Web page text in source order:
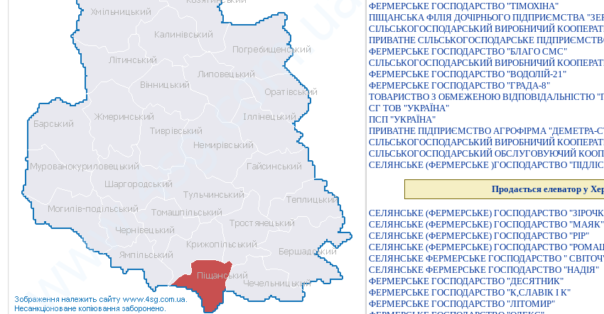
ФЕРМЕРСЬКЕ ГОСПОДАРСТВО "ТIМОХIНА"
ПIЩАНСЬКА ФIЛIЯ ДОЧIРНЬОГО ПIДПРИЄМСТВА
СIЛЬСЬКОГОСПОДАРСЬКИЙ ВИРОБНИЧИЙ
ПРИВАТНЕ СIЛЬСЬКОГОСПОДАРСЬКЕ
ФЕРМЕРСЬКЕ ГОСПОДАРСТВО "БЛАГО СМС"
СІЛЬСЬКОГОСПОДАРСЬКИЙ ВИРОБНИЧИЙ
ФЕРМЕРСЬКЕ ГОСПОДАРСТВО "ВОДОЛIЙ-21"
ФЕРМЕРСЬКЕ ГОСПОДАРСТВО "ГРАДА-8"
ТОВАРИСТВО З ОБМЕЖЕНОЮ ВIДПОВIДАЛЬНIСТЮ
СГ ТОВ "УКРАЇНА"
ПСП "УКРАЇНА"
ПРИВАТНЕ ПIДПРИЄМСТВО АГРОФIРМА "ДЕМЕТРА-
СІЛЬСЬКОГОСПОДАРСЬКИЙ ВИРОБНИЧИЙ
СІЛЬСЬКОГОСПОДАРСЬКИЙ ОБСЛУГОВУЮЧИЙ
СЕЛЯНСЬКЕ (ФЕРМЕРСЬКЕ )ГОСПОДАРСТВО
Продається елеватор у
СЕЛЯНСЬКЕ (ФЕРМЕРСЬКЕ) ГОСПОДАРСТВО
СЕЛЯНСЬКЕ (ФЕРМЕРСЬКЕ) ГОСПОДАРСТВО "МАЯК"
СЕЛЯНСЬКЕ (ФЕРМЕРСЬКЕ) ГОСПОДАРСТВО "РІР"
СЕЛЯНСЬКЕ (ФЕРМЕРСЬКЕ) ГОСПОДАРСТВО
СЕЛЯНСЬКЕ ФЕРМЕРСЬКЕ ГОСПОДАРСТВО "
СЕЛЯНСЬКЕ ФЕРМЕРСЬКЕ ГОСПОДАРСТВО "НАДIЯ"
ФЕРМЕРСЬКЕ ГОСПОДАРСТВО "ДЕСЯТНИК"
ФЕРМЕРСЬКЕ ГОСПОДАРСТВО "К,СЛАВIК I К"
ФЕРМЕРСЬКЕ ГОСПОДАРСТВО "ЛIТОМИР"